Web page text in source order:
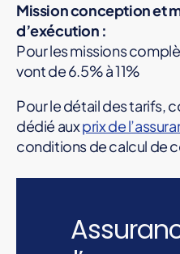
Mission conception et
d’exécution :
Pour les missions
vont de 6.5% à 11%
Pour le détail des tarifs,
dédié auxprix de
conditions de calcul de